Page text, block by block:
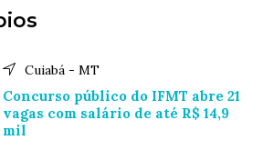
Cuiabá - MT
Concurso público do IFMT abre 21
vagas com salário de até R$ 14,9
mil